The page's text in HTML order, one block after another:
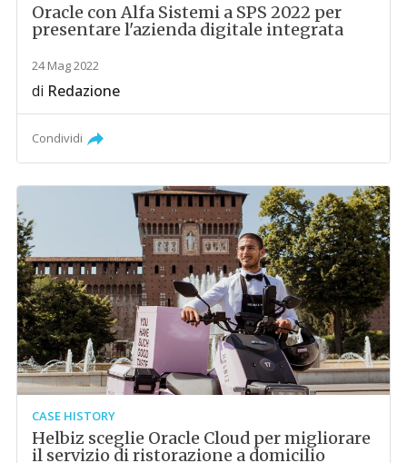
Oracle con Alfa Sistemi a SPS 2022 per
presentare l'azienda digitale integrata
24 Mag 2022
di Redazione
Condividi
CASE HISTORY
Helbiz sceglie Oracle Cloud per migliorare
il servizio di ristorazione a domicilio